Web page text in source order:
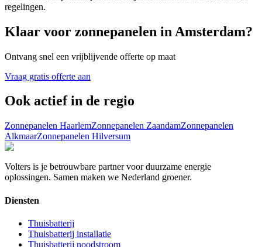
regelingen.
Klaar voor zonnepanelen in Amsterdam?
Ontvang snel een vrijblijvende offerte op maat
Vraag gratis offerte aan
Ook actief in de regio
Zonnepanelen HaarlemZonnepanelen ZaandamZonnepanelen
AlkmaarZonnepanelen Hilversum
Volters is je betrouwbare partner voor duurzame energie
oplossingen. Samen maken we Nederland groener.
Diensten
Thuisbatterij
Thuisbatterij installatie
Thuisbatterij noodstroom